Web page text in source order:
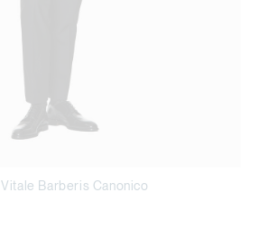
Barberis Canonico